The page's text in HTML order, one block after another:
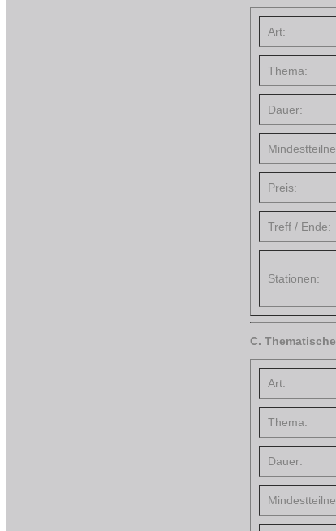
Art:
Thema:
Dauer:
Preis:
Treff / Ende:
Stationen:
C.
Art:
Thema:
Dauer: